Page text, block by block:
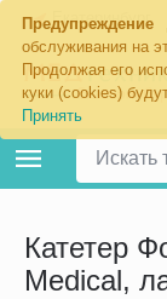
Предупреждение
обслуживания на
Продолжая его
куки (cookies)
Принять
Екатеринбург
Катетер
Medical,